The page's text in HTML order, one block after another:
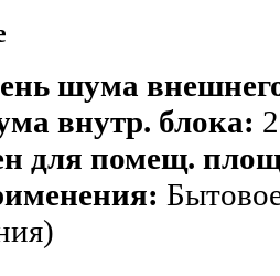
шума
внутр. блока:
для помещ.